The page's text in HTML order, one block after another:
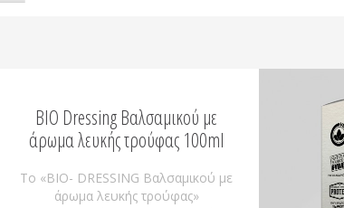
ΒΙΟ Dressing Βαλσαμικού με
άρωμα λευκής τρούφας 100ml
Το «ΒΙΟ- DRESSING Βαλσαμικού με
άρωμα λευκής τρούφας»